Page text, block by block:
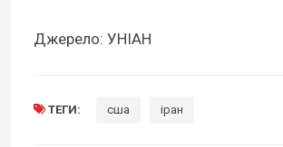
Джерело: УНІАН
ТЕГИ: сша іран